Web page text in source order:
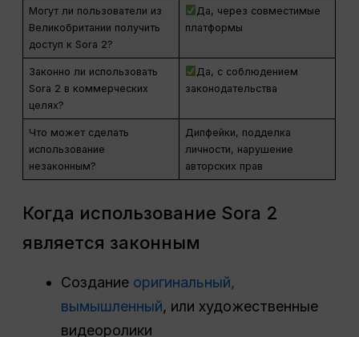
Могут ли пользователи из
Великобритании получить
доступ к Sora 2?
Да, через совместимые
платформы
Законно ли использовать
Sora 2 в коммерческих
целях?
Да, с соблюдением
законодательства
Что может сделать
использование
незаконным?
Дипфейки, подделка
личности, нарушение
авторских прав
Когда использование Sora 2
является законным
Создание оригинальный,
вымышленный, или художественные
видеоролики